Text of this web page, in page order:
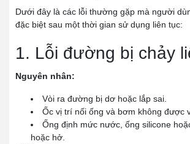
Dưới đây là các lỗi thường gặp mà người
đặc biệt sau một thời gian sử dụng liên tục:
1. Lỗi đường bị chảy
Nguyên nhân:
Vòi ra đường bị dơ hoặc lắp sai.
Ốc vị trí nối ống và bơm không được
Ống định mức nước, ống silicone
hoặc hở.